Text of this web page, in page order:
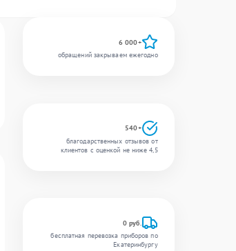
6 000+
обращений закрываем ежегодно
540+
благодарственных отзывов от
клиентов с оценкой не ниже 4,5
0 руб.
бесплатная перевозка приборов по
Екатеринбургу